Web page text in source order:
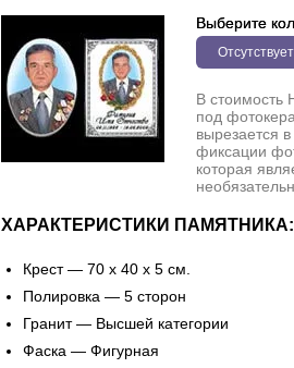
Выберите
Отсутствует
В стоимость
под
вырезается
фиксации
которая
ХАРАКТЕРИСТИКИ ПАМЯТНИКА:
Крест — 70 х 40 х 5 см.
Полировка — 5 сторон
Гранит — Высшей категории
Фаска — Фигурная